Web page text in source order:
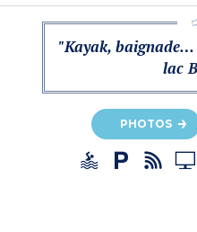
"Kayak, baignade…
lac
PHOTOS